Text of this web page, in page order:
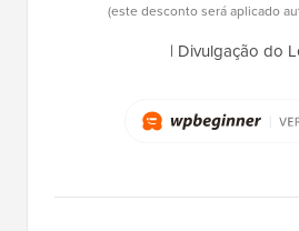
(este desconto será aplicado
| Divulgação do